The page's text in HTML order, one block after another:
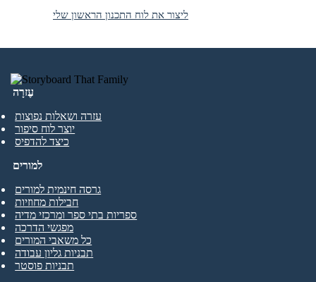
ליצור את לוח התכנון הראשון שלי
עֶזרָה
עזרה ושאלות נפוצות
יוצר לוח סיפור
כיצד להדפיס
למורים
גרסה חינמית למורים
חבילות מחוזיות
ספריות בתי ספר ומרכזי מדיה
מפגשי הדרכה
כל משאבי המורים
תבניות גליון עבודה
תבניות פוסטר